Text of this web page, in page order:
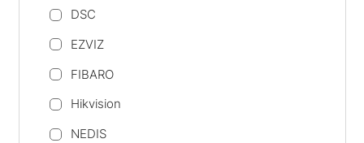
DSC
EZVIZ
FIBARO
Hikvision
NEDIS